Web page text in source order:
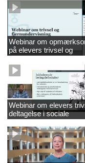
Webinar om
på elevers trivsel og
fællesskaber i
fjernundervisning 5. –
10. klasse
Webinar om elevers
deltagelse i sociale
fællesskaber –
viden til skoleledere og
ressourcepersoner